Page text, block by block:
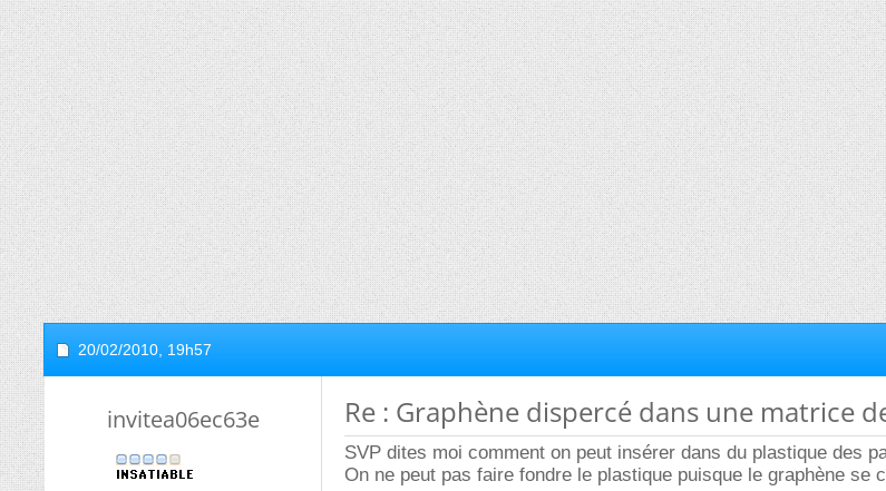
20/02/2010, 19h57
invitea06ec63e Re : Graphène dispercé dans une matrice
SVP dites moi comment on peut insérer dans du plastique des
On ne peut pas faire fondre le plastique puisque le graphène se